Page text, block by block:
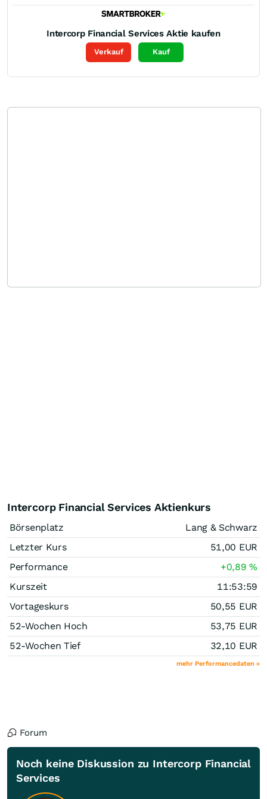
Intercorp Financial Services Aktie kaufen
Verkauf Kauf
Intercorp Financial Services Aktienkurs
Börsenplatz
Lang & Schwarz
Letzter Kurs
51,00 EUR
Performance
+0,89%
Kurszeit
11:53:59
Vortageskurs
50,55 EUR
52-Wochen Hoch
53,75 EUR
52-Wochen Tief
32,10 EUR
mehr Performancedaten »
Forum
Noch keine Diskussion zu Intercorp Financial
Services